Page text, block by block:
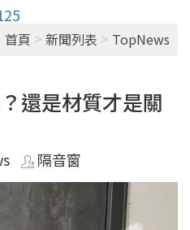
首頁 > 新聞列表 > TopNews
還是材質才是關
隔音窗